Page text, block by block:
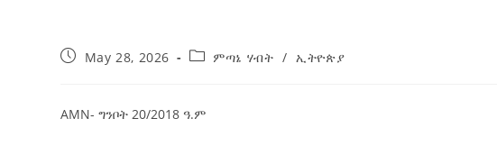
May 28, 2026 ምጣኔ ሃብት / ኢትዮጵያ
AMN- ግንቦት 20/2018 ዓ.ም